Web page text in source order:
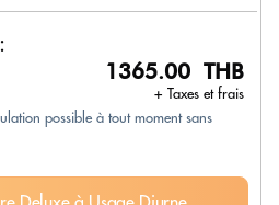
1365.00 THB
+ Taxes et frais
possible à tout moment sans